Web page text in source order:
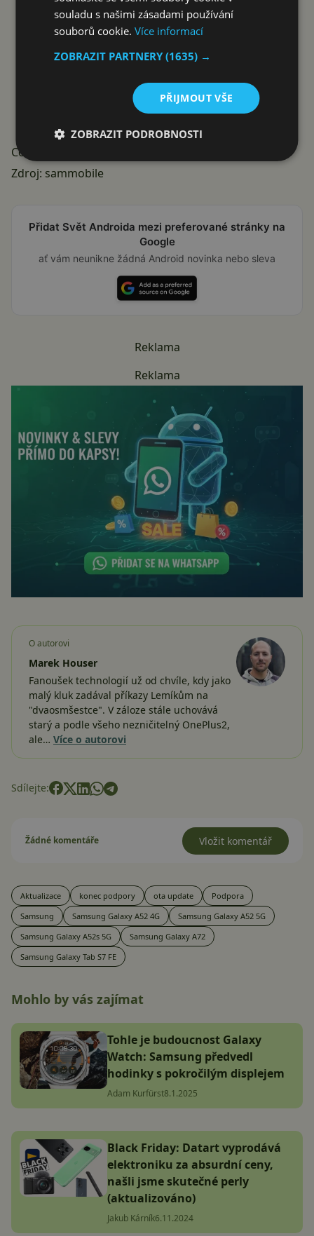
Co říkáte na aktuální podporu ze strany Samsungu?
Zdroj: sammobile
Přidat Svět Androida mezi preferované stránky na
Google
ať vám neunikne žádná Android novinka nebo sleva
Reklama
Reklama
O autorovi
Marek Houser
Fanoušek technologií už od chvíle, kdy jako
malý kluk zadával příkazy Lemíkům na
"dvaosmšestce". V záloze stále uchovává
starý a podle všeho nezničitelný OnePlus2,
ale… Více o autorovi
Sdílejte:
Žádné komentáře Vložit komentář
Aktualizace konec podpory ota update
Podpora
Samsung
Samsung Galaxy A52 4G
Samsung Galaxy A52 5G
Samsung Galaxy A52s 5G
Samsung Galaxy A72
Samsung Galaxy Tab S7 FE
Mohlo by vás zajímat
Tohle je budoucnost Galaxy
Watch: Samsung předvedl
hodinky s pokročilým displejem
Adam Kurfürst8.1.2025
Black Friday: Datart vyprodává
elektroniku za absurdní ceny,
našli jsme skutečné perly
(aktualizováno)
Jakub Kárník6.11.2024
souladu s našimi zásadami používání
souborů cookie.Více informací
ZOBRAZIT PARTNERY(1635) →
PŘIJMOUT VŠE
ZOBRAZIT PODROBNOSTI